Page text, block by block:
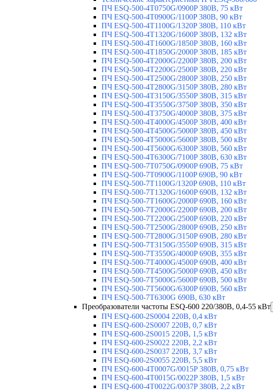
ПЧ ESQ-500-4T0750G/0900P 380В, 75 кВт
ПЧ ESQ-500-4T0900G/1100P 380В, 90 кВт
ПЧ ESQ-500-4T1100G/1320P 380В, 110 кВт
ПЧ ESQ-500-4T1320G/1600P 380В, 132 кВт
ПЧ ESQ-500-4T1600G/1850P 380В, 160 кВт
ПЧ ESQ-500-4T1850G/2000P 380В, 185 кВт
ПЧ ESQ-500-4T2000G/2200P 380В, 200 кВт
ПЧ ESQ-500-4T2200G/2500P 380В, 220 кВт
ПЧ ESQ-500-4T2500G/2800P 380В, 250 кВт
ПЧ ESQ-500-4T2800G/3150P 380В, 280 кВт
ПЧ ESQ-500-4T3150G/3550P 380В, 315 кВт
ПЧ ESQ-500-4T3550G/3750P 380В, 350 кВт
ПЧ ESQ-500-4T3750G/4000P 380В, 375 кВт
ПЧ ESQ-500-4T4000G/4500P 380В, 400 кВт
ПЧ ESQ-500-4T4500G/5000P 380В, 450 кВт
ПЧ ESQ-500-4T5000G/5600P 380В, 500 кВт
ПЧ ESQ-500-4T5600G/6300P 380В, 560 кВт
ПЧ ESQ-500-4T6300G/7100P 380В, 630 кВт
ПЧ ESQ-500-7T0750G/0900P 690В, 75 кВт
ПЧ ESQ-500-7T0900G/1100P 690В, 90 кВт
ПЧ ESQ-500-7T1100G/1320P 690В, 110 кВт
ПЧ ESQ-500-7T1320G/1600P 690В, 132 кВт
ПЧ ESQ-500-7T1600G/2000P 690В, 160 кВт
ПЧ ESQ-500-7T2000G/2200P 690В, 200 кВт
ПЧ ESQ-500-7T2200G/2500P 690В, 220 кВт
ПЧ ESQ-500-7T2500G/2800P 690В, 250 кВт
ПЧ ESQ-500-7T2800G/3150P 690В, 280 кВт
ПЧ ESQ-500-7T3150G/3550P 690В, 315 кВт
ПЧ ESQ-500-7T3550G/4000P 690В, 355 кВт
ПЧ ESQ-500-7T4000G/4500P 690В, 400 кВт
ПЧ ESQ-500-7T4500G/5000P 690В, 450 кВт
ПЧ ESQ-500-7T5000G/5600P 690В, 500 кВт
ПЧ ESQ-500-7T5600G/6300P 690В, 560 кВт
ПЧ ESQ-500-7T6300G 690В, 630 кВт
Преобразователи частоты ESQ-600 220/380В, 0,4-55 кВт
ПЧ ESQ-600-2S0004 220В, 0,4 кВт
ПЧ ESQ-600-2S0007 220В, 0,7 кВт
ПЧ ESQ-600-2S0015 220В, 1,5 кВт
ПЧ ESQ-600-2S0022 220В, 2,2 кВт
ПЧ ESQ-600-2S0037 220В, 3,7 кВт
ПЧ ESQ-600-2S0055 220В, 5,5 кВт
ПЧ ESQ-600-4T0007G/0015P 380В, 0,75 кВт
ПЧ ESQ-600-4T0015G/0022P 380В, 1,5 кВт
ПЧ ESQ-600-4T0022G/0037P 380В, 2,2 кВт